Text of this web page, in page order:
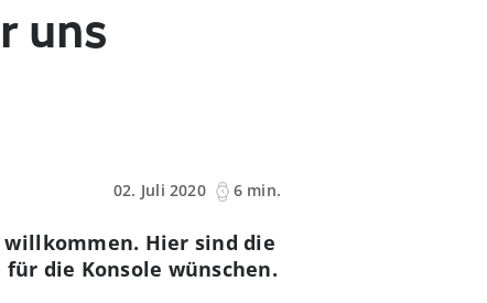
uns
02. Juli 2020
6 min.
willkommen. Hier sind die
die Konsole wünschen.